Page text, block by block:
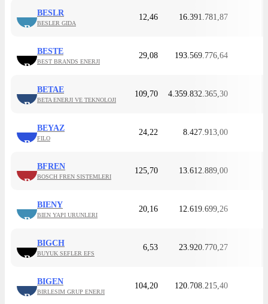
B
BESLR
BESLER GIDA
12,46 16.391.781,87
B
BESTE
BEST BRANDS ENERJI
29,08 193.569.776,64
B
BETAE
BETA ENERJI VE TEKNOLOJI
109,70 4.359.832.365,30
B
BEYAZ
FILO
24,22 8.427.913,00
B
BFREN
BOSCH FREN SISTEMLERI
125,70 13.612.889,00
B
BIENY
BIEN YAPI URUNLERI
20,16 12.619.699,26
B
BIGCH
BUYUK SEFLER EFS
6,53 23.920.770,27
B
BIGEN
BIRLESIM GRUP ENERJI
104,20 120.708.215,40